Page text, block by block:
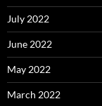
July 2022
June 2022
May 2022
March 2022